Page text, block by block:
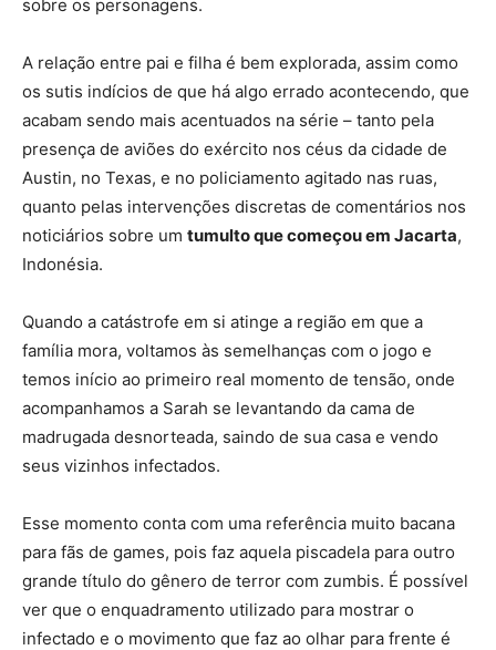
sobre os personagens.
A relação entre pai e filha é bem explorada, assim como
os sutis indícios de que há algo errado acontecendo, que
acabam sendo mais acentuados na série – tanto pela
presença de aviões do exército nos céus da cidade de
Austin, no Texas, e no policiamento agitado nas ruas,
quanto pelas intervenções discretas de comentários nos
noticiários sobre um tumulto que começou em Jacarta,
Indonésia.
Quando a catástrofe em si atinge a região em que a
família mora, voltamos às semelhanças com o jogo e
temos início ao primeiro real momento de tensão, onde
acompanhamos a Sarah se levantando da cama de
madrugada desnorteada, saindo de sua casa e vendo
seus vizinhos infectados.
Esse momento conta com uma referência muito bacana
para fãs de games, pois faz aquela piscadela para outro
grande título do gênero de terror com zumbis. É possível
ver que o enquadramento utilizado para mostrar o
infectado e o movimento que faz ao olhar para frente é